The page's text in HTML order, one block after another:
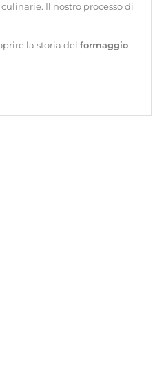
Il nostro processo di
la storia del formaggio